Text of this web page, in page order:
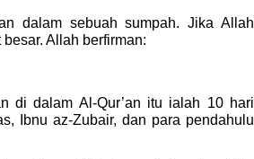
dalam sebuah sumpah. Jika Allah
Allah berfirman:
di dalam Al-Qur’an itu ialah 10 hari
Ibnu az-Zubair, dan para pendahulu